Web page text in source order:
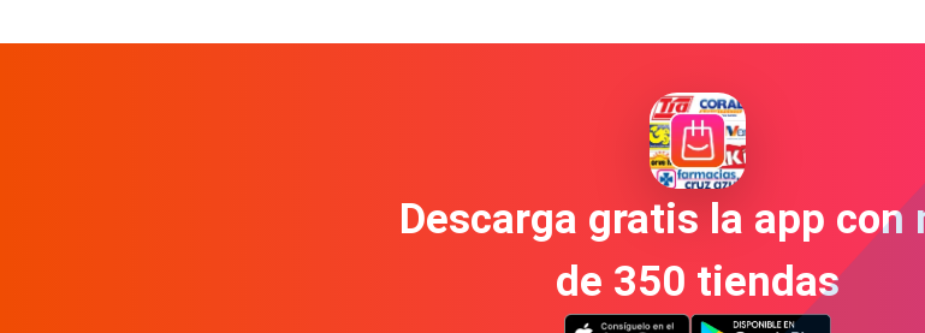
Descarga gratis la app con
de 350 tiendas